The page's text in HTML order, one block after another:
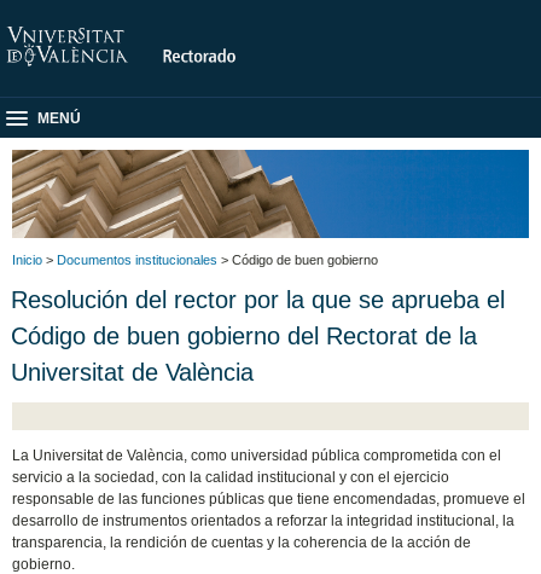
MENÚ
Inicio > Documentos institucionales > Código de buen gobierno
Resolución del rector por la que se aprueba el
Código de buen gobierno del Rectorat de la
Universitat de València
La Universitat de València, como universidad pública comprometida con el
servicio a la sociedad, con la calidad institucional y con el ejercicio
responsable de las funciones públicas que tiene encomendadas, promueve el
desarrollo de instrumentos orientados a reforzar la integridad institucional, la
transparencia, la rendición de cuentas y la coherencia de la acción de
gobierno.